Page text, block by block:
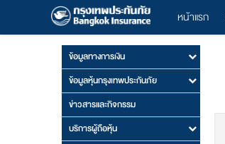
หน้าแรก
ข้อมูลทางการเงิน
ข้อมูลหุ้นกรุงเทพประกันภัย
ข่าวสารและกิจกรรม
บริการผู้ถือหุ้น